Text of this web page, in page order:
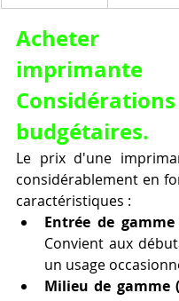
Considérations
budgétaires.
Le prix d'une
considérablement en
caractéristiques :
Entrée de gamme
Convient aux
un usage
Milieu de gamme